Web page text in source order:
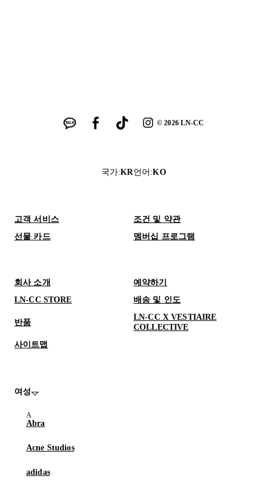
©2026LN-CC
국가:KR언어 :KO
고객 서비스
조건 및 약관
선물 카드
멤버십 프로그램
회사 소개
예약하기
LN-CC STORE
배송 및 인도
반품
LN-CC X VESTIAIRE
COLLECTIVE
사이트맵
여성
Abra
Acne Studios
adidas